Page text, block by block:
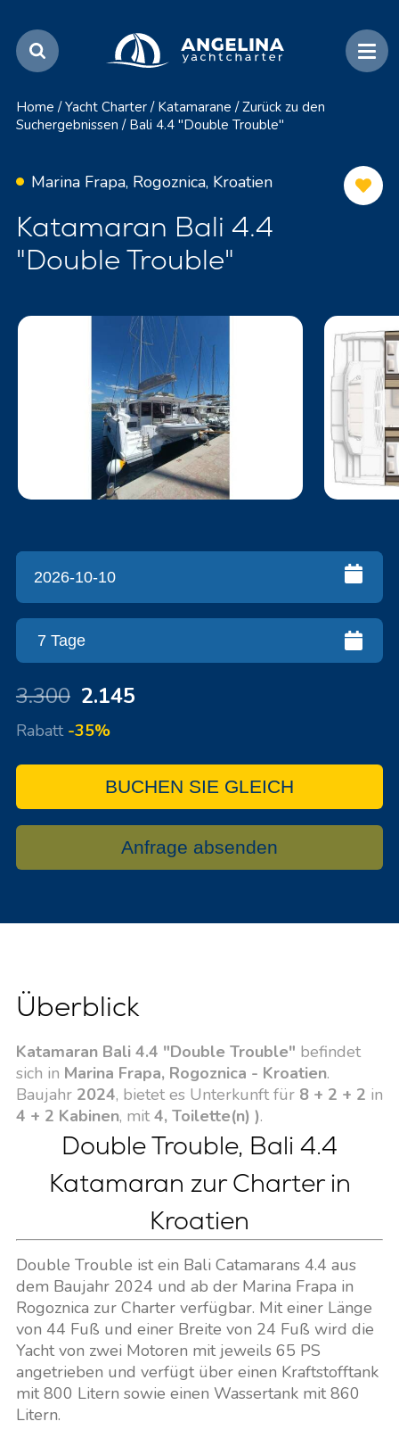
Home / Yacht Charter / Katamarane / Zurück zu den
Suchergebnissen / Bali 4.4 "Double Trouble"
Marina Frapa, Rogoznica, Kroatien
Katamaran Bali 4.4
"Double Trouble"
3.300 2.145
Rabatt -35%
BUCHEN SIE GLEICH
Anfrage absenden
Überblick
Katamaran Bali 4.4 "Double Trouble" befindet
sich in Marina Frapa, Rogoznica - Kroatien.
Baujahr 2024, bietet es Unterkunft für 8 + 2 + 2 in
4 + 2 Kabinen, mit 4, Toilette(n) ).
Double Trouble, Bali 4.4
Katamaran zur Charter in
Kroatien
Double Trouble ist ein Bali Catamarans 4.4 aus
dem Baujahr 2024 und ab der Marina Frapa in
Rogoznica zur Charter verfügbar. Mit einer Länge
von 44 Fuß und einer Breite von 24 Fuß wird die
Yacht von zwei Motoren mit jeweils 65 PS
angetrieben und verfügt über einen Kraftstofftank
mit 800 Litern sowie einen Wassertank mit 860
Litern.